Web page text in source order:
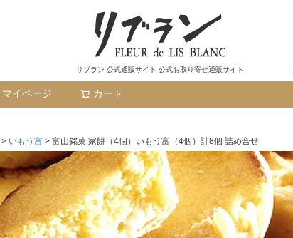
リブラン 公式通販サイト 公式お取り寄せ通販サイト
マイページ カート
いもう富 富山銘菓 家餅（4個）いもう富（4個）計8個 詰め合せ